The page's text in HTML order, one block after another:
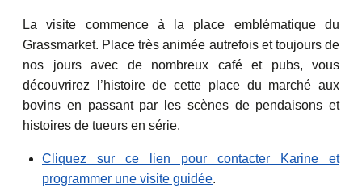
La visite commence à la place emblématique du
Grassmarket. Place très animée autrefois et toujours de
nos jours avec de nombreux café et pubs, vous
découvrirez l’histoire de cette place du marché aux
bovins en passant par les scènes de pendaisons et
histoires de tueurs en série.
Cliquez sur ce lien pour contacter Karine et
programmer une visite guidée.